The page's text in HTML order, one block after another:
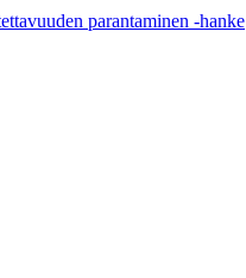
parantaminen -hanke